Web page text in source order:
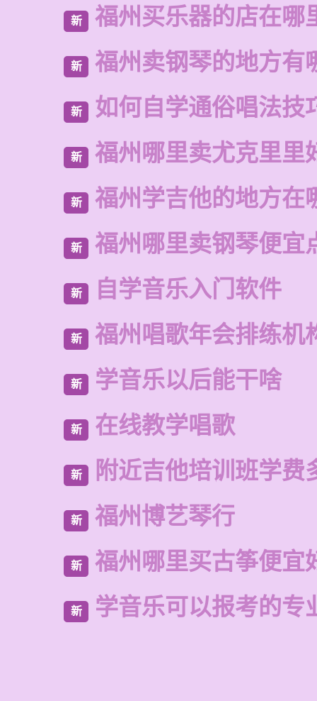
新 福州买乐器的店在哪
新 福州卖钢琴的地方有
新 如何自学通俗唱法技
新 福州哪里卖尤克里里
新 福州学吉他的地方在
新 福州哪里卖钢琴便宜
新 自学音乐入门软件
新 福州唱歌年会排练机
新 学音乐以后能干啥
新 在线教学唱歌
新 附近吉他培训班学费
新 福州博艺琴行
新 福州哪里买古筝便宜
新 学音乐可以报考的专